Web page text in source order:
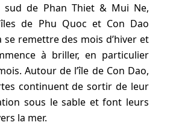
sud de Phan Thiet & Mui Ne,
de Phu Quoc et Con Dao
se remettre des mois d’hiver et
à briller, en particulier
Autour de l’île de Con Dao,
continuent de sortir de leur
sous le sable et font leurs
la mer.